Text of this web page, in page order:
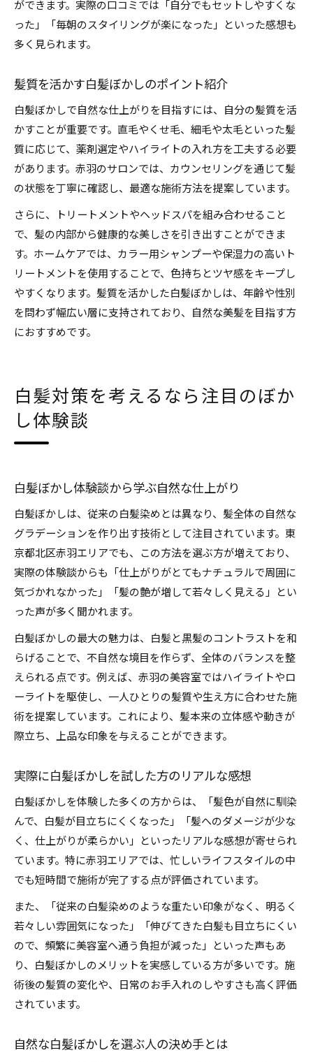
ができます。実際の口コミでは「自分でもセットしやすくな
った」「毎朝のスタイリングが楽になった」といった感想も
多く見られます。
髪質を活かす白髪ぼかしのポイント紹介
白髪ぼかしで自然な仕上がりを目指すには、自分の髪質を活
かすことが重要です。直毛やくせ毛、細毛や太毛といった髪
質に応じて、薬剤選定やハイライトの入れ方を工夫する必要
があります。赤羽のサロンでは、カウンセリングを通じて髪
の状態を丁寧に確認し、最適な施術方法を提案しています。
さらに、トリートメントやヘッドスパを組み合わせること
で、髪の内部から健康的な美しさを引き出すことができま
す。ホームケアでは、カラー用シャンプーや保湿力の高いト
リートメントを使用することで、色持ちとツヤ感をキープし
やすくなります。髪質を活かした白髪ぼかしは、年齢や性別
を問わず幅広い層に支持されており、自然な美髪を目指す方
におすすめです。
白髪対策を考えるなら注目のぼか
し体験談
白髪ぼかし体験談から学ぶ自然な仕上がり
白髪ぼかしは、従来の白髪染めとは異なり、髪全体の自然な
グラデーションを作り出す技術として注目されています。東
京都北区赤羽エリアでも、この方法を選ぶ方が増えており、
実際の体験談からも「仕上がりがとてもナチュラルで周囲に
気づかれなかった」「髪の艶が増して若々しく見える」とい
った声が多く聞かれます。
白髪ぼかしの最大の魅力は、白髪と黒髪のコントラストを和
らげることで、不自然な境目を作らず、全体のバランスを整
えられる点です。例えば、赤羽の美容室ではハイライトやロ
ーライトを駆使し、一人ひとりの髪質や生え方に合わせた施
術を提案しています。これにより、髪本来の立体感や動きが
際立ち、上品な印象を与えることができます。
実際に白髪ぼかしを試した方のリアルな感想
白髪ぼかしを体験した多くの方からは、「髪色が自然に馴染
んで、白髪が目立ちにくくなった」「髪へのダメージが少な
く、仕上がりが柔らかい」といったリアルな感想が寄せられ
ています。特に赤羽エリアでは、忙しいライフスタイルの中
でも短時間で施術が完了する点が評価されています。
また、「従来の白髪染めのような重たい印象がなく、明るく
若々しい雰囲気になった」「伸びてきた白髪も目立ちにくい
ので、頻繁に美容室へ通う負担が減った」といった声もあ
り、白髪ぼかしのメリットを実感している方が多いです。施
術後の髪質の変化や、日常のお手入れのしやすさも高く評価
されています。
自然な白髪ぼかしを選ぶ人の決め手とは